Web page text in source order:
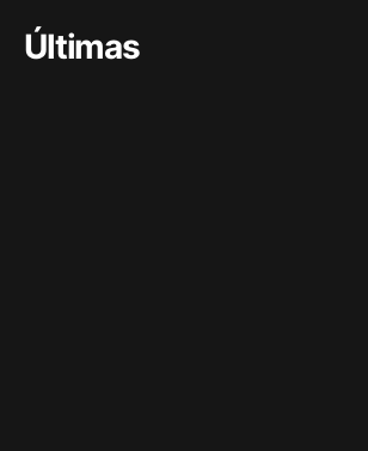
Últimas